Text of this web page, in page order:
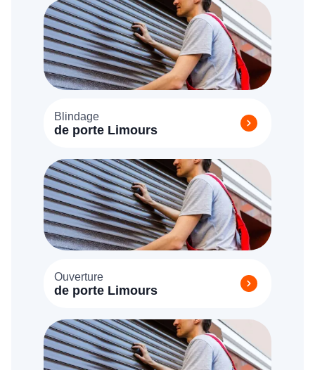
Blindage
de porte Limours
Ouverture
de porte Limours